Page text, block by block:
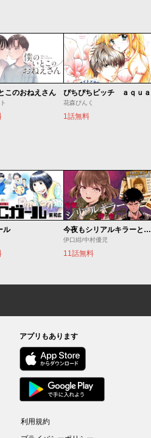
このおねえさん ぴちぴちピッチ ａｑｕａ
花森ぴんく
1話無料
ル 今夜もシリアルキラーと待ち合わせ
伊口紺/中村優児
11話無料
アプリもあります
利用規約